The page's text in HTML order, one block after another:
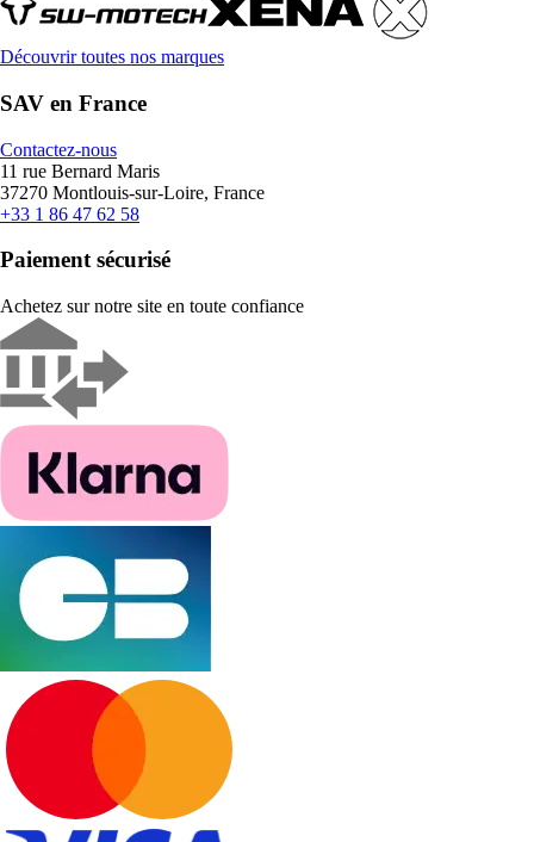
Découvrir toutes nos marques
SAV en France
Contactez-nous
11 rue Bernard Maris
37270 Montlouis-sur-Loire, France
+33 1 86 47 62 58
Paiement sécurisé
Achetez sur notre site en toute confiance